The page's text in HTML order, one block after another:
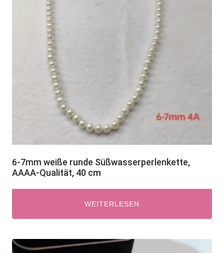
6-7mm weiße runde Süßwasserperlenkette,
AAAA-Qualität, 40 cm
WEITERLESEN